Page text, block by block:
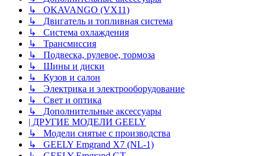
↳ OKAVANGO (VX11)
↳ Двигатель и топливная система
↳ Система охлаждения
↳ Трансмиссия
↳ Подвеска, рулевое, тормоза
↳ Шины и диски
↳ Кузов и салон
↳ Электрика и электрооборудование
↳ Свет и оптика
↳ Дополнительные аксессуары
| ДРУГИЕ МОДЕЛИ GEELY
↳ Модели снятые с производства
↳ GEELY Emgrand X7 (NL-1)